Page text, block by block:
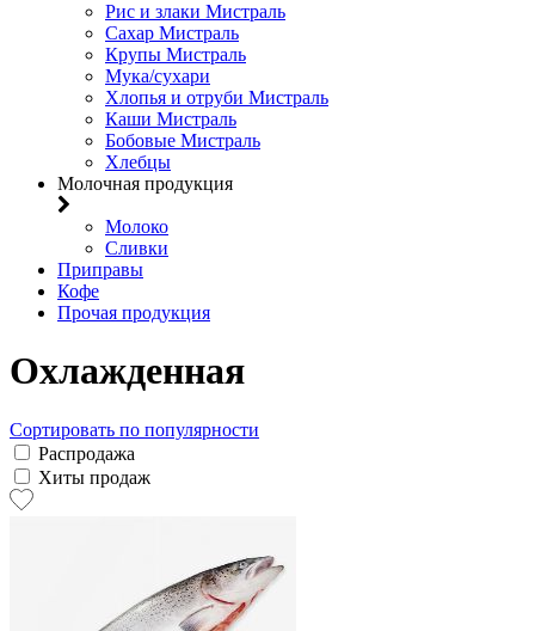
Рис и злаки Мистраль
Сахар Мистраль
Крупы Мистраль
Мука/сухари
Хлопья и отруби Мистраль
Каши Мистраль
Бобовые Мистраль
Хлебцы
Молочная продукция
Молоко
Сливки
Приправы
Кофе
Прочая продукция
Охлажденная
Сортировать по популярности
Распродажа
Хиты продаж